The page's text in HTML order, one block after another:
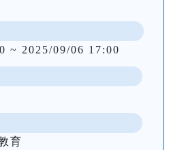
~ 2025/09/06 17:00
育